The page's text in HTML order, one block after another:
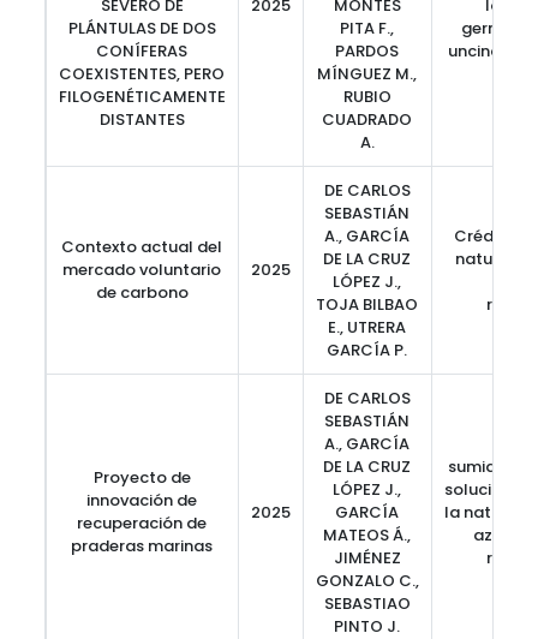
SEVERO DE
PLÁNTULAS DE DOS
CONÍFERAS
COEXISTENTES, PERO
FILOGENÉTICAMENTE
DISTANTES
2025
MONTES
PITA F.,
PARDOS
MÍNGUEZ M.,
RUBIO
CUADRADO
A.
los
uncinata,
Contexto actual del
mercado voluntario
de carbono
2025
DE CARLOS
SEBASTIÁN
A., GARCÍA
DE LA CRUZ
LÓPEZ J.,
TOJA BILBAO
E., UTRERA
GARCÍA P.
Créditos,
Proyecto de
innovación de
recuperación de
praderas marinas
2025
DE CARLOS
SEBASTIÁN
A., GARCÍA
DE LA CRUZ
LÓPEZ J.,
GARCÍA
MATEOS Á.,
JIMÉNEZ
GONZALO C.,
SEBASTIAO
PINTO J.
sumidero
soluciones
la
azul,